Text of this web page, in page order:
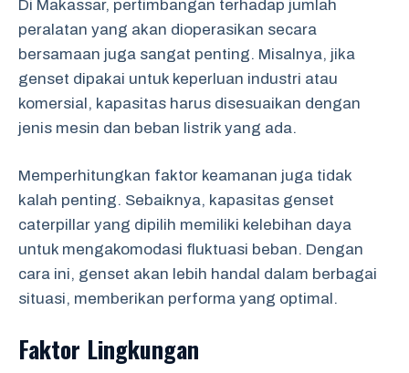
Di Makassar, pertimbangan terhadap jumlah
peralatan yang akan dioperasikan secara
bersamaan juga sangat penting. Misalnya, jika
genset dipakai untuk keperluan industri atau
komersial, kapasitas harus disesuaikan dengan
jenis mesin dan beban listrik yang ada.
Memperhitungkan faktor keamanan juga tidak
kalah penting. Sebaiknya, kapasitas genset
caterpillar yang dipilih memiliki kelebihan daya
untuk mengakomodasi fluktuasi beban. Dengan
cara ini, genset akan lebih handal dalam berbagai
situasi, memberikan performa yang optimal.
Faktor Lingkungan